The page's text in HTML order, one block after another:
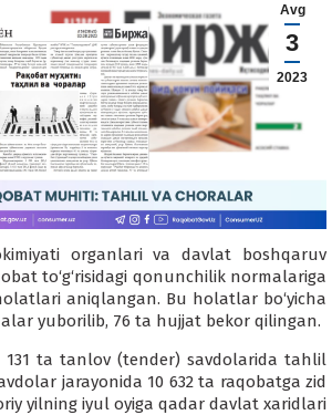
Avg
3
2023
organlari va davlat boshqaruv
to‘g‘risidagi qonunchilik normalariga
aniqlangan. Bu holatlar bo‘yicha
yuborilib, 76 ta hujjat bekor qilingan.
131 ta tan­lov (tender) savdolarida tahlil
jarayo­nida 10 632 ta raqobatga zid
yilning iyul oyiga qadar davlat xaridlari